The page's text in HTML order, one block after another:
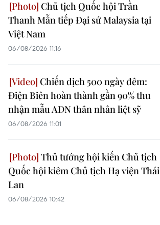
Chủ tịch Quốc hội Trần
Thanh Mẫn tiếp Đại sứ Malaysia tại
Việt Nam
06/08/2026 11:16
Chiến dịch 500 ngày đêm:
Điện Biên hoàn thành gần 90% thu
nhận mẫu ADN thân nhân liệt sỹ
06/08/2026 11:01
Thủ tướng hội kiến Chủ tịch
Quốc hội kiêm Chủ tịch Hạ viện Thái
Lan
06/08/2026 10:42